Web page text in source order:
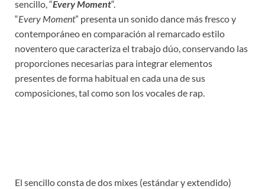
sencillo, “Every Moment“.
“Every Moment” presenta un sonido dance más fresco y
contemporáneo en comparación al remarcado estilo
noventero que caracteriza el trabajo dúo, conservando las
proporciones necesarias para integrar elementos
presentes de forma habitual en cada una de sus
composiciones, tal como son los vocales de rap.
El sencillo consta de dos mixes (estándar y extendido)